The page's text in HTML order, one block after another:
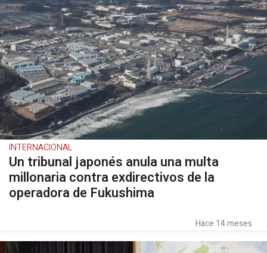
INTERNACIONAL
Un tribunal japonés anula una multa
millonaria contra exdirectivos de la
operadora de Fukushima
Hace 14 meses